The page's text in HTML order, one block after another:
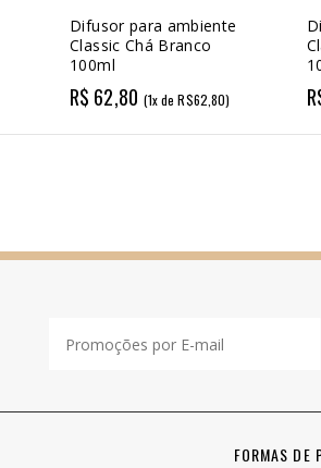
Difusor para ambiente
Classic Chá Branco
100ml
R$ 62,80 (1x de R$62,80)
FORMAS DE